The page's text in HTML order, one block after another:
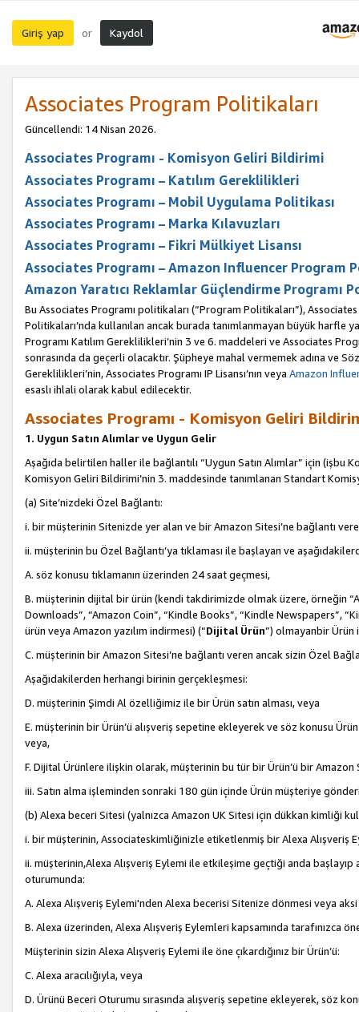
Giriş yap or Kaydol
Associates Program Politikaları
Güncellendi: 14 Nisan 2026.
Associates Programı - Komisyon Geliri Bildirimi
Associates Programı – Katılım Gereklilikleri
Associates Programı – Mobil Uygulama Politikası
Associates Programı – Marka Kılavuzları
Associates Programı – Fikri Mülkiyet Lisansı
Associates Programı – Amazon Influencer Program
Amazon Yaratıcı Reklamlar Güçlendirme Programı
Bu Associates Programı politikaları (“Program Politikaları”),
Politikaları’nda kullanılan ancak burada tanımlanmayan büyük harfle
Programı Katılım Gereklilikleri’nin 3 ve 6. maddeleri ve Associates
sonrasında da geçerli olacaktır. Şüpheye mahal vermemek adına ve
Gereklilikleri’nin, Associates Programı IP Lisansı’nın veya Amazon
esaslı ihlali olarak kabul edilecektir.
Associates Programı - Komisyon Geliri
1. Uygun Satın Alımlar ve Uygun Gelir
Aşağıda belirtilen haller ile bağlantılı “Uygun Satın Alımlar” için
Komisyon Geliri Bildirimi’nin 3. maddesinde tanımlanan Standart
(a) Site’nizdeki Özel Bağlantı:
i. bir müşterinin Sitenizde yer alan ve bir Amazon Sitesi’ne bağlantı
ii. müşterinin bu Özel Bağlantı’ya tıklaması ile başlayan ve
A. söz konusu tıklamanın üzerinden 24 saat geçmesi,
B. müşterinin dijital bir ürün (kendi takdirimizde olmak üzere, örneğin
Downloads”, “Amazon Coin”, “Kindle Books”, “Kindle Newspapers”,
ürün veya Amazon yazılım indirmesi) (“Dijital Ürün”) olmayanbir Ürün
C. müşterinin bir Amazon Sitesi’ne bağlantı veren ancak sizin Özel
Aşağıdakilerden herhangi birinin gerçekleşmesi:
D. müşterinin Şimdi Al özelliğimiz ile bir Ürün satın alması, veya
E. müşterinin bir Ürün’ü alışveriş sepetine ekleyerek ve söz konusu
veya,
F. Dijital Ürünlere ilişkin olarak, müşterinin bu tür bir Ürün’ü bir Amazon
iii. Satın alma işleminden sonraki 180 gün içinde Ürün müşteriye
(b) Alexa beceri Sitesi (yalnızca Amazon UK Sitesi için dükkan kimliği
i. bir müşterinin, Associateskimliğinizle etiketlenmiş bir Alexa Alışveriş
ii. müşterinin,Alexa Alışveriş Eylemi ile etkileşime geçtiği anda
oturumunda:
A. Alexa Alışveriş Eylemi'nden Alexa becerisi Sitenize dönmesi veya
B. Alexa üzerinden, Alexa Alışveriş Eylemleri kapsamında tarafınızca
Müşterinin sizin Alexa Alışveriş Eylemi ile öne çıkardığınız bir Ürün’ü:
C. Alexa aracılığıyla, veya
D. Ürünü Beceri Oturumu sırasında alışveriş sepetine ekleyerek, söz